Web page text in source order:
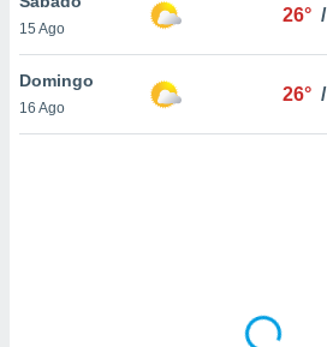
el sitio
ni para
o
15 Ago
26° /
Domingo
16 Ago
26° /